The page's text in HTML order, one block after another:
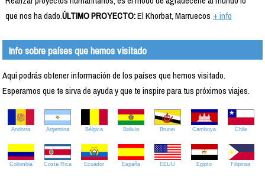
que nos ha dado.ÚLTIMO PROYECTO:El Khorbat, Marruecos + info
Info sobre países que hemos visitado
Aquí podrás obtener información de los países que hemos visitado.
Esperamos que te sirva de ayuda y que te inspire para tus próximos viajes.
Andorra Argentina Bélgica Bolivia Brunei Camboya Chile
Colombia Costa Rica Ecuador España EEUU Egipto Filipinas